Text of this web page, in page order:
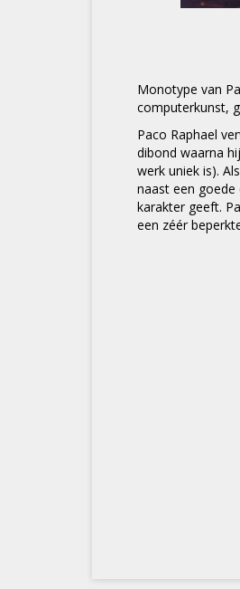
Monotype van
computerkunst,
Paco Raphael
dibond waarna
werk uniek is).
naast een
karakter geeft.
een zéér